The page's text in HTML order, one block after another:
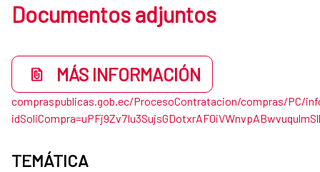
Documentos adjuntos
MÁS INFORMACIÓN
compraspublicas.gob.ec/ProcesoContratacion/compras/PC/
TEMÁTICA